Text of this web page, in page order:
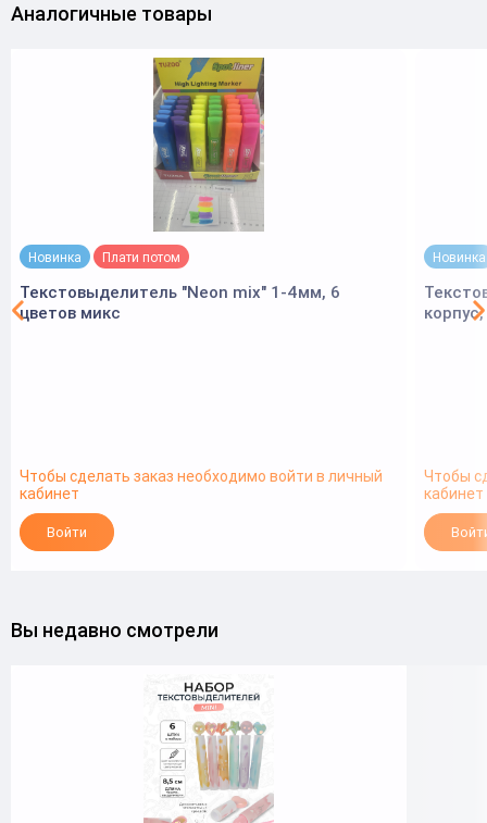
Аналогичные товары
Новинка Плати потом
Текстовыделитель "Neon mix" 1-4мм, 6
цветов микс
Чтобы сделать заказ необходимо войти в личный
кабинет
Войти
Новинка
Чтобы
кабинет
Вы недавно смотрели